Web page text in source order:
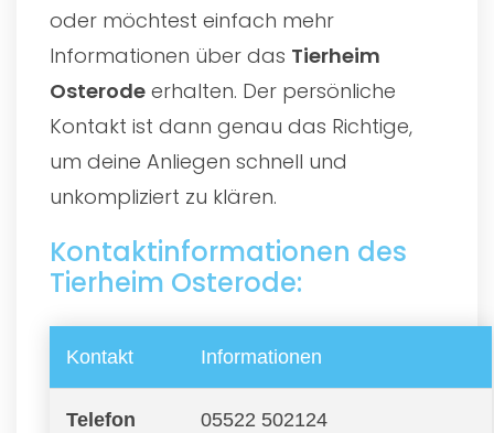
oder möchtest einfach mehr
Informationen über das Tierheim
Osterode erhalten. Der persönliche
Kontakt ist dann genau das Richtige,
um deine Anliegen schnell und
unkompliziert zu klären.
Kontaktinformationen des
Tierheim Osterode:
Kontakt Informationen
Telefon 05522 502124